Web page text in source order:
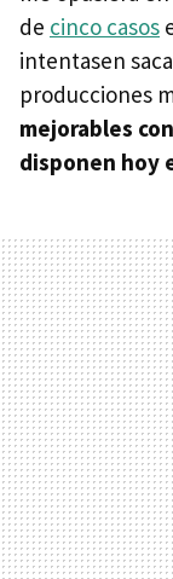
de cinco casos
intentasen
producciones
mejorables
disponen hoy